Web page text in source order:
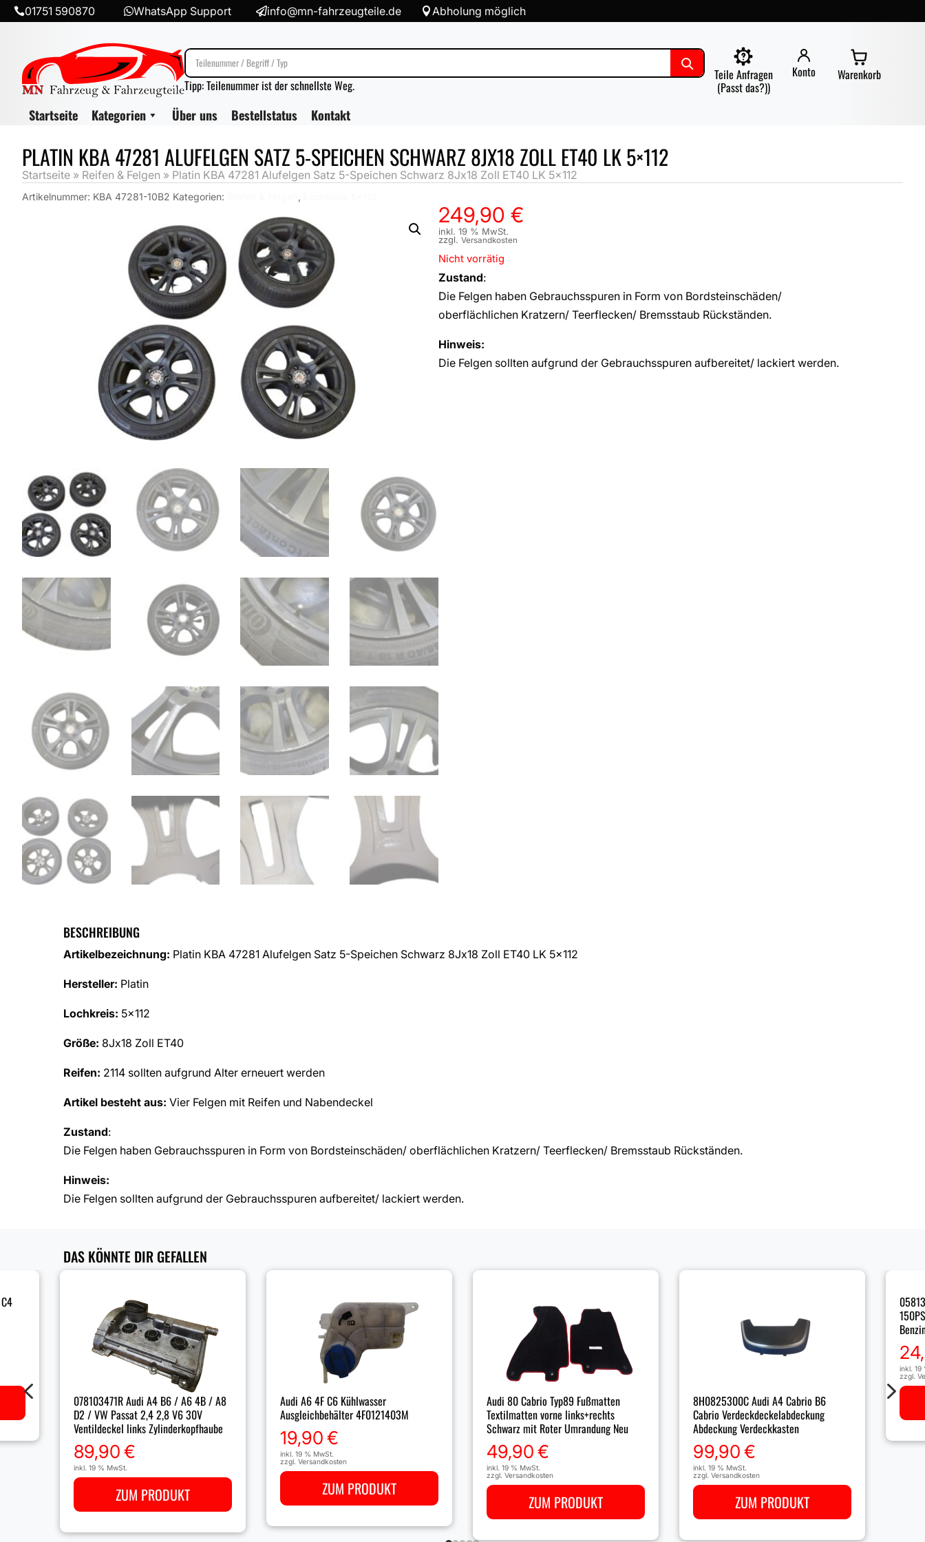
01751 590870 WhatsApp Support info@mn-fahrzeugteile.de Abholung möglich
Teile Anfragen
(Passt das?))
Konto Warenkorb
Tipp: Teilenummer ist der schnellste Weg.
Startseite Kategorien Über uns Bestellstatus Kontakt
PLATIN KBA 47281 ALUFELGEN SATZ 5-SPEICHEN SCHWARZ 8JX18 ZOLL ET40 LK 5×112
Startseite » Reifen & Felgen » Platin KBA 47281 Alufelgen Satz 5-Speichen Schwarz 8Jx18 Zoll ET40 LK 5×112
Artikelnummer: KBA 47281-10B2 Kategorien: ,
249,90 €
inkl. 19 % MwSt.
zzgl. Versandkosten
Nicht vorrätig
Zustand:
Die Felgen haben Gebrauchsspuren in Form von Bordsteinschäden/
oberflächlichen Kratzern/ Teerflecken/ Bremsstaub Rückständen.
Hinweis:
Die Felgen sollten aufgrund der Gebrauchsspuren aufbereitet/ lackiert werden.
BESCHREIBUNG
Artikelbezeichnung: Platin KBA 47281 Alufelgen Satz 5-Speichen Schwarz 8Jx18 Zoll ET40 LK 5×112
Hersteller: Platin
Lochkreis: 5×112
Größe: 8Jx18 Zoll ET40
Reifen: 2114 sollten aufgrund Alter erneuert werden
Artikel besteht aus: Vier Felgen mit Reifen und Nabendeckel
Zustand:
Die Felgen haben Gebrauchsspuren in Form von Bordsteinschäden/ oberflächlichen Kratzern/ Teerflecken/ Bremsstaub Rückständen.
Hinweis:
Die Felgen sollten aufgrund der Gebrauchsspuren aufbereitet/ lackiert werden.
DAS KÖNNTE DIR GEFALLEN
078103471R Audi A4 B6 / A6 4B / A8
D2 / VW Passat 2,4 2,8 V6 30V
Ventildeckel links Zylinderkopfhaube
89,90€
inkl. 19 % MwSt.
ZUM PRODUKT
Audi A6 4F C6 Kühlwasser
Ausgleichbehälter 4F0121403M
19,90€
inkl. 19 % MwSt.
zzgl. Versandkosten
ZUM PRODUKT
Audi 80 Cabrio Typ89 Fußmatten
Textilmatten vorne links+rechts
Schwarz mit Roter Umrandung Neu
49,90€
inkl. 19 % MwSt.
zzgl. Versandkosten
ZUM PRODUKT
8H0825300C Audi A4 Cabrio B6
Cabrio Verdeckdeckelabdeckung
Abdeckung Verdeckkasten
99,90€
inkl. 19 % MwSt.
zzgl. Versandkosten
ZUM PRODUKT
inkl. 19
zzgl.
4 5